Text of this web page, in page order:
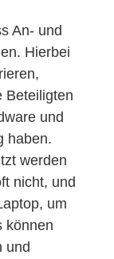
An- und
Hierbei
Beteiligten
und
haben.
werden
nicht, und
um
können
und